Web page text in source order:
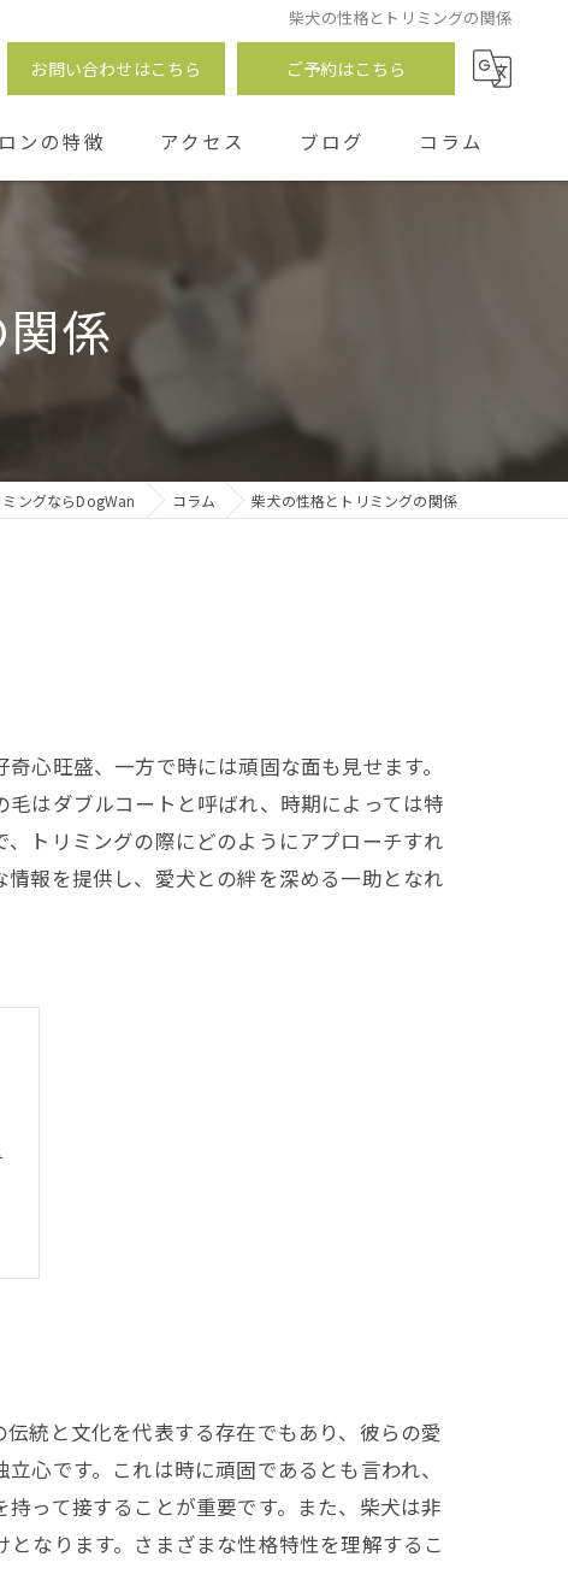
柴犬の性格とトリミングの関係
お問い合わせはこちら ご予約はこちら
ンの特徴
つ
アクセス ブログ コラム
係
ングならDogWan コラム 柴犬の性格とトリミングの関係
心旺盛、一方で時には頑固な面も見せます。
はダブルコートと呼ばれ、時期によっては特
トリミングの際にどのようにアプローチすれ
報を提供し、愛犬との絆を深める一助となれ
統と文化を代表する存在でもあり、彼らの愛
心です。これは時に頑固であるとも言われ、
って接することが重要です。また、柴犬は非
なります。さまざまな性格特性を理解するこ